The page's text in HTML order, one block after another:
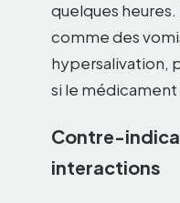
quelques
comme des
hypersalivation,
si le médicament
Contre-
interactions